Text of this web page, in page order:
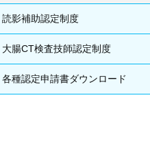
読影補助認定制度
大腸CT検査技師認定制度
各種認定申請書ダウンロード